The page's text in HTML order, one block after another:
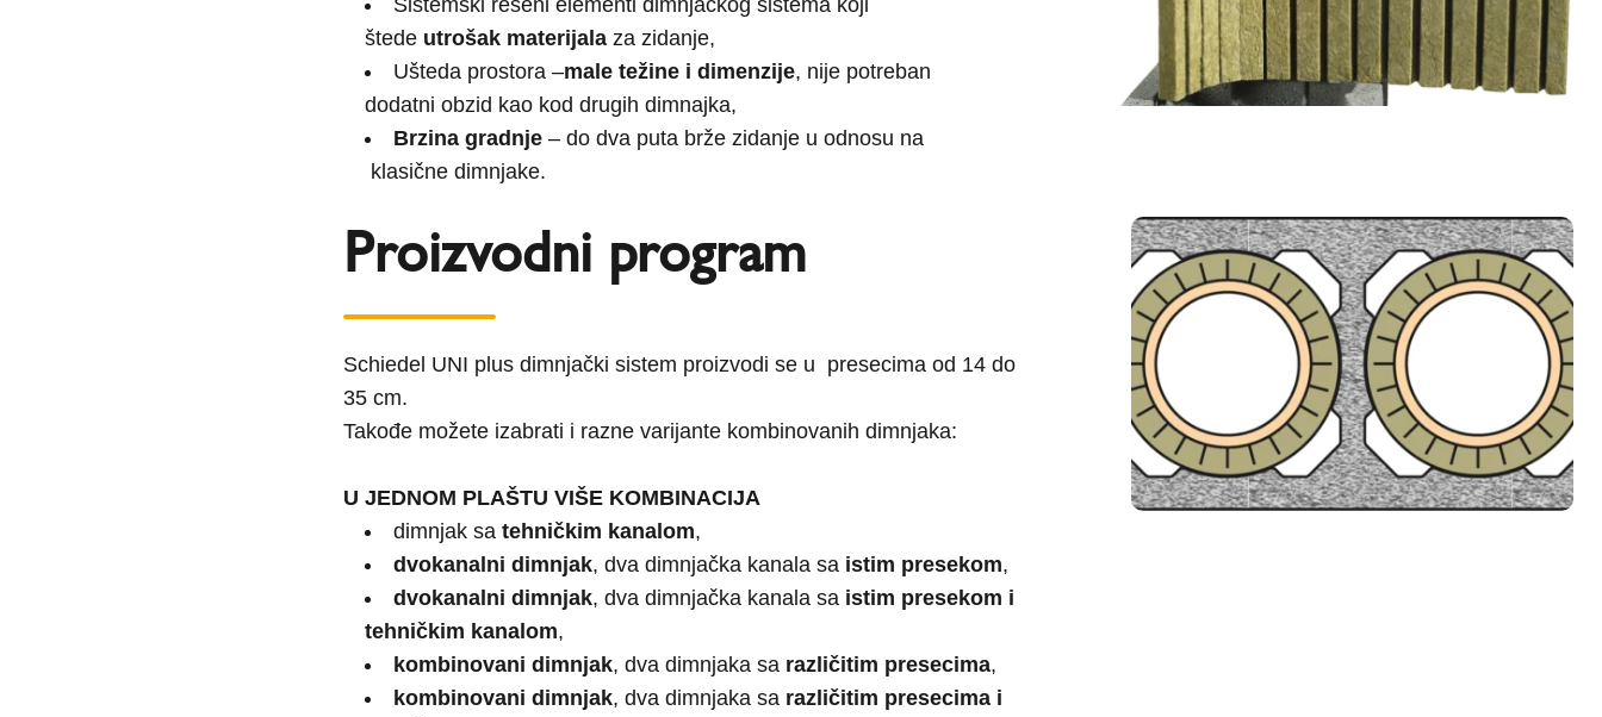
štede utrošak materijala za zidanje,
Ušteda prostora –male težine i dimenzije, nije potreban
dodatni obzid kao kod drugih dimnajka,
Brzina gradnje – do dva puta brže zidanje u odnosu na
klasične dimnjake.
Proizvodni program
Schiedel UNI plus dimnjački sistem proizvodi se u presecima od 14 do
35 cm.
Takođe možete izabrati i razne varijante kombinovanih dimnjaka:
U JEDNOM PLAŠTU VIŠE KOMBINACIJA
dimnjak sa tehničkim kanalom,
dvokanalni dimnjak, dva dimnjačka kanala sa istim presekom,
dvokanalni dimnjak, dva dimnjačka kanala sa istim presekom i
tehničkim kanalom,
kombinovani dimnjak, dva dimnjaka sa različitim presecima,
kombinovani dimnjak, dva dimnjaka sa različitim presecima i